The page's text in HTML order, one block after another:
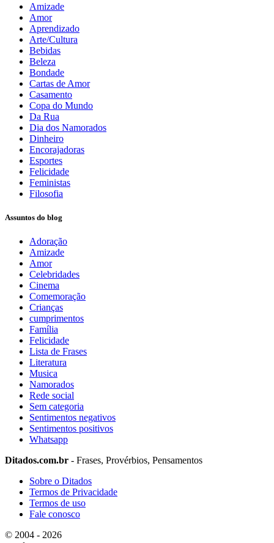
Amizade
Amor
Aprendizado
Arte/Cultura
Bebidas
Beleza
Bondade
Cartas de Amor
Casamento
Copa do Mundo
Da Rua
Dia dos Namorados
Dinheiro
Encorajadoras
Esportes
Felicidade
Feministas
Filosofia
Assuntos do blog
Adoração
Amizade
Amor
Celebridades
Cinema
Comemoração
Crianças
cumprimentos
Família
Felicidade
Lista de Frases
Literatura
Musica
Namorados
Rede social
Sem categoria
Sentimentos negativos
Sentimentos positivos
Whatsapp
Ditados.com.br - Frases, Provérbios, Pensamentos
Sobre o Ditados
Termos de Privacidade
Termos de uso
Fale conosco
© 2004 - 2026